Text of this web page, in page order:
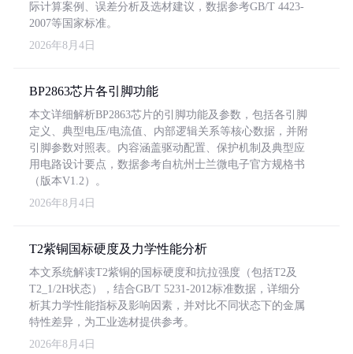
际计算案例、误差分析及选材建议，数据参考GB/T 4423-
2007等国家标准。
2026年8月4日
BP2863芯片各引脚功能
本文详细解析BP2863芯片的引脚功能及参数，包括各引脚
定义、典型电压/电流值、内部逻辑关系等核心数据，并附
引脚参数对照表。内容涵盖驱动配置、保护机制及典型应
用电路设计要点，数据参考自杭州士兰微电子官方规格书
（版本V1.2）。
2026年8月4日
T2紫铜国标硬度及力学性能分析
本文系统解读T2紫铜的国标硬度和抗拉强度（包括T2及
T2_1/2H状态），结合GB/T 5231-2012标准数据，详细分
析其力学性能指标及影响因素，并对比不同状态下的金属
特性差异，为工业选材提供参考。
2026年8月4日